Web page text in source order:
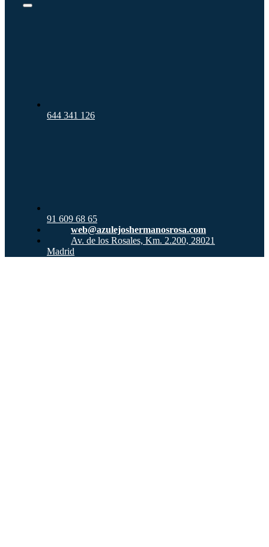
Toggle
644 341 126
91 609 68 65
web@azulejoshermanosrosa.com
Av. de los Rosales, Km. 2.200, 28021
Madrid